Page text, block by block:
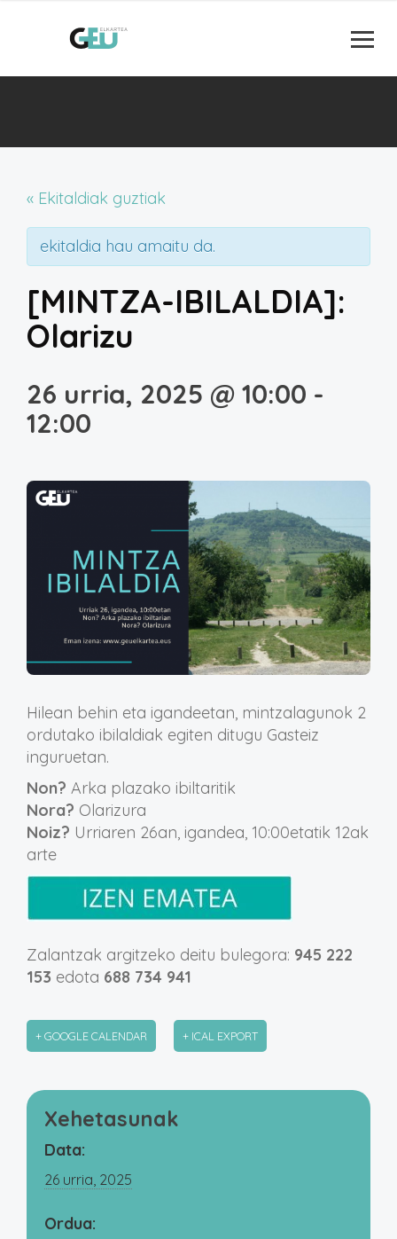
« Ekitaldiak guztiak
ekitaldia hau amaitu da.
[MINTZA-IBILALDIA]:
Olarizu
26 urria, 2025 @ 10:00 -
12:00
Hilean behin eta igandeetan, mintzalagunok 2
ordutako ibilaldiak egiten ditugu Gasteiz
inguruetan.
Non? Arka plazako ibiltaritik
Nora? Olarizura
Noiz? Urriaren 26an, igandea, 10:00etatik 12ak
arte
Zalantzak argitzeko deitu bulegora: 945 222
153 edota 688 734 941
+ GOOGLE CALENDAR + ICAL EXPORT
Xehetasunak
Data:
26 urria, 2025
Ordua: